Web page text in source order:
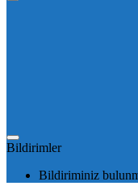
Bildirimler
Bildiriminiz